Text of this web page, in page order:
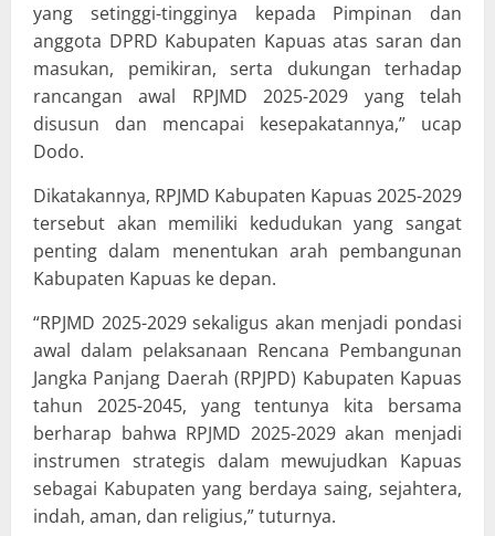
yang setinggi-tingginya kepada Pimpinan dan
anggota DPRD Kabupaten Kapuas atas saran dan
masukan, pemikiran, serta dukungan terhadap
rancangan awal RPJMD 2025-2029 yang telah
disusun dan mencapai kesepakatannya,” ucap
Dodo.
Dikatakannya, RPJMD Kabupaten Kapuas 2025-2029
tersebut akan memiliki kedudukan yang sangat
penting dalam menentukan arah pembangunan
Kabupaten Kapuas ke depan.
“RPJMD 2025-2029 sekaligus akan menjadi pondasi
awal dalam pelaksanaan Rencana Pembangunan
Jangka Panjang Daerah (RPJPD) Kabupaten Kapuas
tahun 2025-2045, yang tentunya kita bersama
berharap bahwa RPJMD 2025-2029 akan menjadi
instrumen strategis dalam mewujudkan Kapuas
sebagai Kabupaten yang berdaya saing, sejahtera,
indah, aman, dan religius,” tuturnya.